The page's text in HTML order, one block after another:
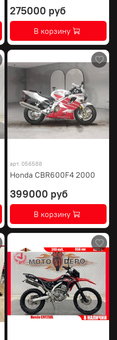
275000 руб
В корзину
арт. 056588
Honda CBR600F4 2000
399000 руб
В корзину